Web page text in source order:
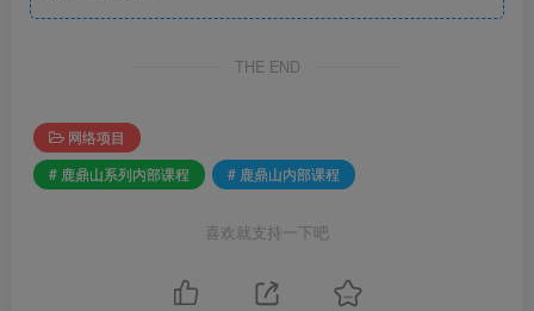
THE END
网络项目
# 鹿鼎山系列内部课程
# 鹿鼎山内部课程
喜欢就支持一下吧